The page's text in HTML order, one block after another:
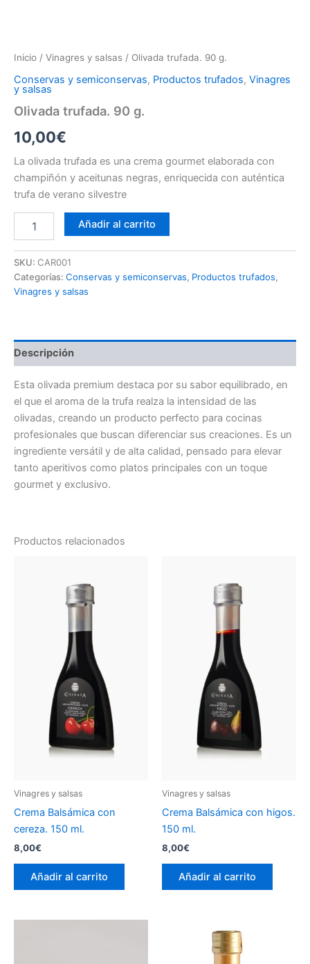
Inicio / Vinagres y salsas / Olivada trufada. 90 g.
Conservas y semiconservas, Productos trufados, Vinagres
y salsas
Olivada trufada. 90 g.
10,00€
La olivada trufada es una crema gourmet elaborada con
champiñón y aceitunas negras, enriquecida con auténtica
trufa de verano silvestre
Añadir al carrito
SKU: CAR001
Categorías: Conservas y semiconservas, Productos trufados,
Vinagres y salsas
Descripción
Esta olivada premium destaca por su sabor equilibrado, en
el que el aroma de la trufa realza la intensidad de las
olivadas, creando un producto perfecto para cocinas
profesionales que buscan diferenciar sus creaciones. Es un
ingrediente versátil y de alta calidad, pensado para elevar
tanto aperitivos como platos principales con un toque
gourmet y exclusivo.
Productos relacionados
Vinagres y salsas
Crema Balsámica con
cereza. 150 ml.
8,00€
Añadir al carrito
Vinagres y salsas
Crema Balsámica con higos.
150 ml.
8,00€
Añadir al carrito